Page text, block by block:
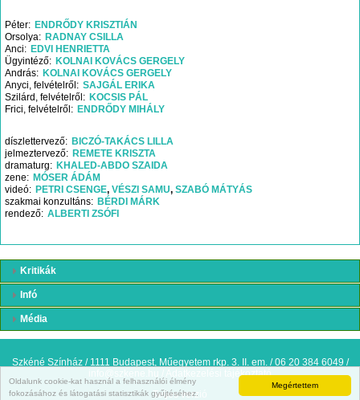
Megértettem
Oldalunk cookie-kat használ a felhasználói élmény
fokozásához és látogatási statisztikák gyűjtéséhez.
Péter
ENDRŐDY KRISZTIÁN
Orsolya
RADNAY CSILLA
Anci
EDVI HENRIETTA
Ügyintéző
KOLNAI KOVÁCS GERGELY
András
KOLNAI KOVÁCS GERGELY
Anyci felvételről
SAJGÁL ERIKA
Szilárd felvételről
KOCSIS PÁL
Frici felvételről ENDRŐDY MIHÁLY
díszlettervező
BICZÓ-TAKÁCS LILLA
jelmeztervező
REMETE KRISZTA
dramaturg
KHALED-ABDO SZAIDA
zene
MÓSER ÁDÁM
videó
PETRI CSENGE VÉSZI SAMU SZABÓ MÁTYÁS
szakmai konzultáns
BÉRDI MÁRK
rendező ALBERTI ZSÓFI
Kritikák
Infó
Média
Szkéné Színház / 1111 Budapest, Műegyetem rkp. 3. II. em. / 06 20 384 6049 /
Adatkezelési tájékoztató
Teljes verzió